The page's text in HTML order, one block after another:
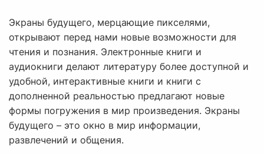
Экраны будущего, мерцающие пикселями,
открывают перед нами новые возможности для
чтения и познания. Электронные книги и
аудиокниги делают литературу более доступной и
удобной, интерактивные книги и книги с
дополненной реальностью предлагают новые
формы погружения в мир произведения. Экраны
будущего – это окно в мир информации,
развлечений и общения.